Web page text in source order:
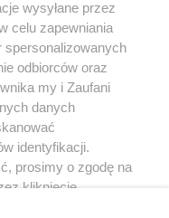
wysyłane przez
celu zapewniania
spersonalizowanych
odbiorców oraz
my i Zaufani
danych
identyfikacji.
prosimy o zgodę na
kliknięcie